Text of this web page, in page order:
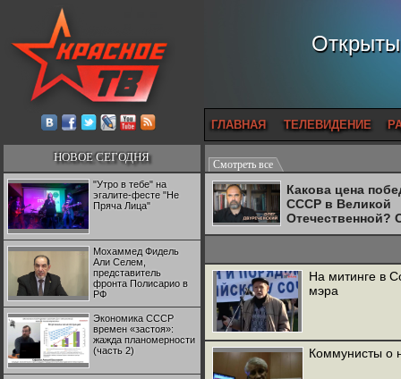
ГЛАВНАЯ ТЕЛЕВИДЕНИЕ
НОВОЕ СЕГОДНЯ
"Утро в тебе" на
эгалите-фесте "Не
Пряча Лица"
Мохаммед Фидель
Али Селем,
представитель
фронта Полисарио в
РФ
Экономика СССР
времен «застоя»:
жажда планомерности
(часть 2)
Смотреть все
Какова цена
СССР в Великой
Отечественной?
Двуреченский о
На митинге в
мэра
Коммунисты о